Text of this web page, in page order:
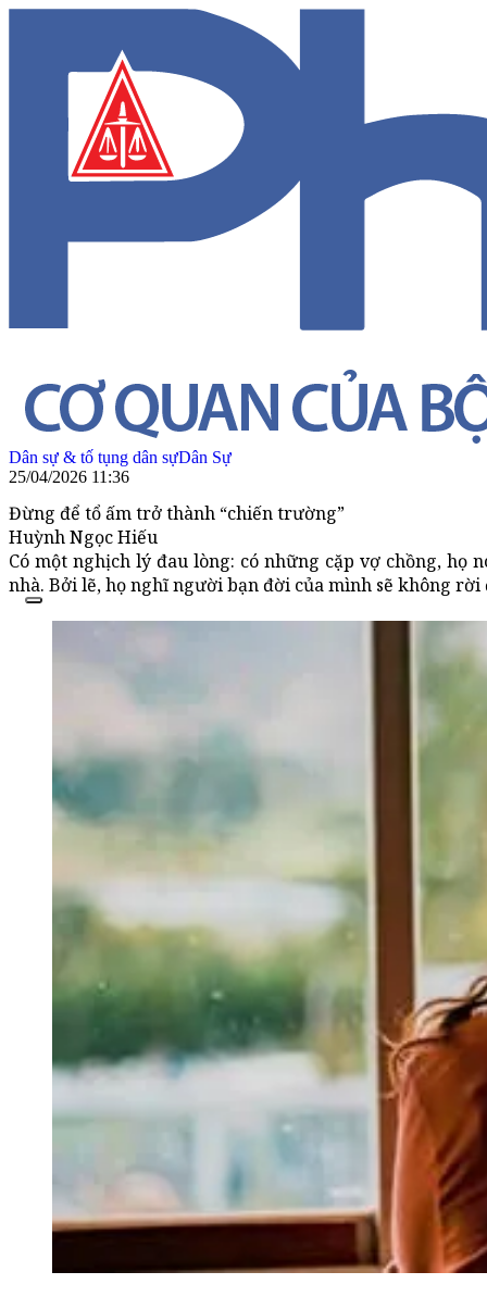
Dân sự & tố tụng dân sựDân Sự
25/04/2026 11:36
Đừng để tổ ấm trở thành “chiến trường”
Huỳnh Ngọc Hiếu
Có một nghịch lý đau lòng: có những cặp vợ chồng,
nhà. Bởi lẽ, họ nghĩ người bạn đời của mình sẽ không